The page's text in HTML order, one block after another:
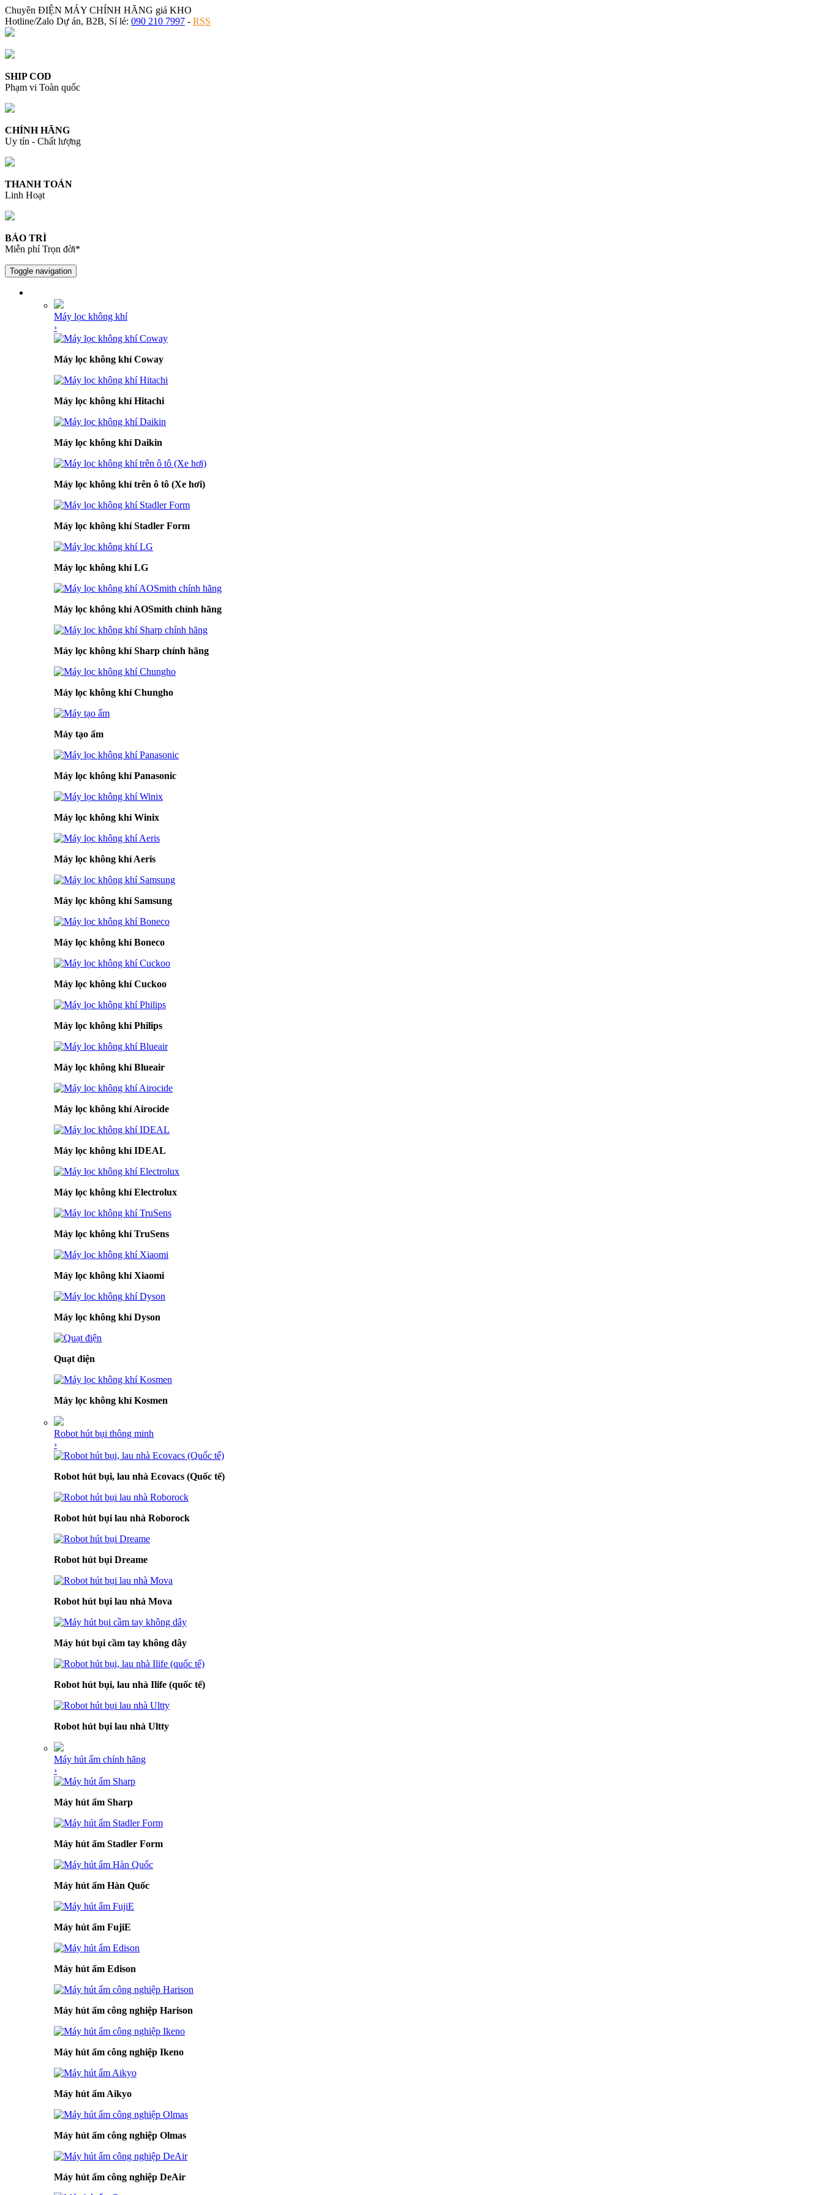
Chuyên ĐIỆN MÁY CHÍNH HÃNG giá KHO
Hotline/Zalo Dự án, B2B, Sỉ lẻ: 090 210 7997 - RSS
SHIP COD
Phạm vi Toàn quốc
CHÍNH HÃNG
Uy tín - Chất lượng
THANH TOÁN
Linh Hoạt
BẢO TRÌ
Miễn phí Trọn đời*
Toggle navigation
Máy lọc không khí
›
Máy lọc không khí Coway
Máy lọc không khí Hitachi
Máy lọc không khí Daikin
Máy lọc không khí trên ô tô (Xe hơi)
Máy lọc không khí Stadler Form
Máy lọc không khí LG
Máy lọc không khí AOSmith chính hãng
Máy lọc không khí Sharp chính hãng
Máy lọc không khí Chungho
Máy tạo ẩm
Máy lọc không khí Panasonic
Máy lọc không khí Winix
Máy lọc không khí Aeris
Máy lọc không khí Samsung
Máy lọc không khí Boneco
Máy lọc không khí Cuckoo
Máy lọc không khí Philips
Máy lọc không khí Blueair
Máy lọc không khí Airocide
Máy lọc không khí IDEAL
Máy lọc không khí Electrolux
Máy lọc không khí TruSens
Máy lọc không khí Xiaomi
Máy lọc không khí Dyson
Quạt điện
Máy lọc không khí Kosmen
Robot hút bụi thông minh
›
Robot hút bụi, lau nhà Ecovacs (Quốc tế)
Robot hút bụi lau nhà Roborock
Robot hút bụi Dreame
Robot hút bụi lau nhà Mova
Máy hút bụi cầm tay không dây
Robot hút bụi, lau nhà Ilife (quốc tế)
Robot hút bụi lau nhà Ultty
Máy hút ẩm chính hãng
›
Máy hút ẩm Sharp
Máy hút ẩm Stadler Form
Máy hút ẩm Hàn Quốc
Máy hút ẩm FujiE
Máy hút ẩm Edison
Máy hút ẩm công nghiệp Harison
Máy hút ẩm công nghiệp Ikeno
Máy hút ẩm Aikyo
Máy hút ẩm công nghiệp Olmas
Máy hút ẩm công nghiệp DeAir